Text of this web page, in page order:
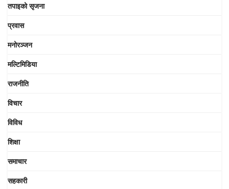
तपाइको सृजना
प्रवास
मनोरञ्जन
मल्टिमिडिया
राजनीति
विचार
विविध
शिक्षा
समाचार
सहकारी